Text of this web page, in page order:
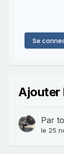
Se
Ajouter
Par
le 25